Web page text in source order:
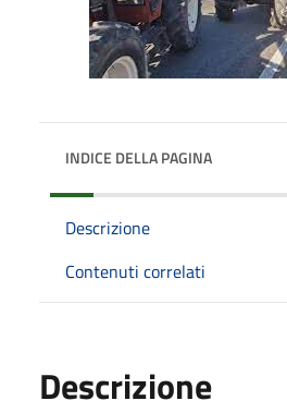
INDICE DELLA PAGINA
Descrizione
Contenuti correlati
Descrizione